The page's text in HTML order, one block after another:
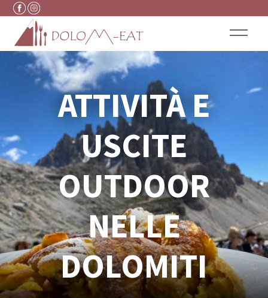
Vai al contenuto
ATTIVITÀ E
USCITE
OUTDOOR
NELLE
DOLOMITI